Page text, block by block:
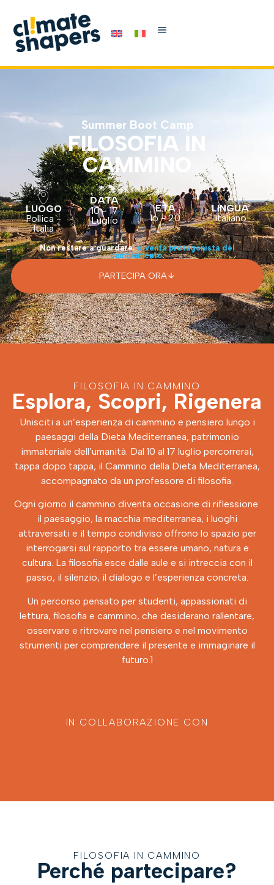
Summer Boot Camp
FILOSOFIA IN
CAMMINO
LUOGO
Pollica -
Italia
DATA
10 - 17
Luglio
ETÀ
16 - 20
LINGUA
Italiano
Non restare a guardare:diventa protagonista del
cambiamento.
PARTECIPA ORA
FILOSOFIA IN CAMMINO
Esplora, Scopri, Rigenera
Unisciti a un’esperienza di cammino e pensiero lungo i
paesaggi della Dieta Mediterranea, patrimonio
immateriale dell’umanità. Dal 10 al 17 luglio percorrerai,
tappa dopo tappa, il Cammino della Dieta Mediterranea,
accompagnato da un professore di filosofia.
Ogni giorno il cammino diventa occasione di riflessione:
il paesaggio, la macchia mediterranea, i luoghi
attraversati e il tempo condiviso offrono lo spazio per
interrogarsi sul rapporto tra essere umano, natura e
cultura. La filosofia esce dalle aule e si intreccia con il
passo, il silenzio, il dialogo e l’esperienza concreta.
Un percorso pensato per studenti, appassionati di
lettura, filosofia e cammino, che desiderano rallentare,
osservare e ritrovare nel pensiero e nel movimento
strumenti per comprendere il presente e immaginare il
futuro.1
IN COLLABORAZIONE CON
FILOSOFIA IN CAMMINO
Perché partecipare?